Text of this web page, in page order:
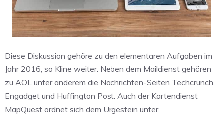
Diese Diskussion gehöre zu den elementaren Aufgaben im
Jahr 2016, so Kline weiter. Neben dem Maildienst gehören
zu AOL unter anderem die Nachrichten-Seiten Techcrunch,
Engadget und Huffington Post. Auch der Kartendienst
MapQuest ordnet sich dem Urgestein unter.